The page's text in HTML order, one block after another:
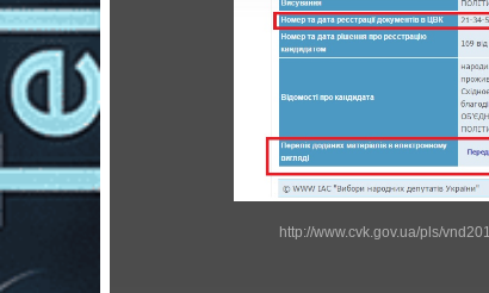
http://www.cvk.gov.ua/pls/